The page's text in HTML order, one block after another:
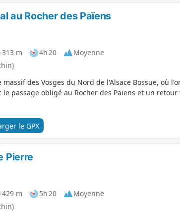
au Rocher des Païens
-313 m 4h 20
Moyenne
des Vosges du Nord de l'Alsace Bossue, où
le passage obligé au Rocher des Païens et un retour
le GPX
Pierre
-429 m 5h 20
Moyenne